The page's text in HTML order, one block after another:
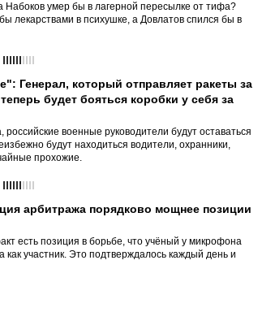
Набоков умер бы в лагерной пересылке от тифа?
лекарствами в психушке, а Довлатов спился бы в
Генерал, который отправляет ракеты за
будет бояться коробки у себя за
военные руководители будут оставаться
будут находиться водители, охранники,
прохожие.
арбитража порядково мощнее позиции
есть позиция в борьбе, что учёный у микрофона
как участник. Это подтверждалось каждый день и